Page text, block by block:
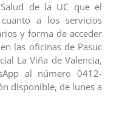
de la UC que el
a los servicios
y forma de acceder
las oficinas de Pasuc
La Viña de Valencia,
al número 0412-
disponible, de lunes a